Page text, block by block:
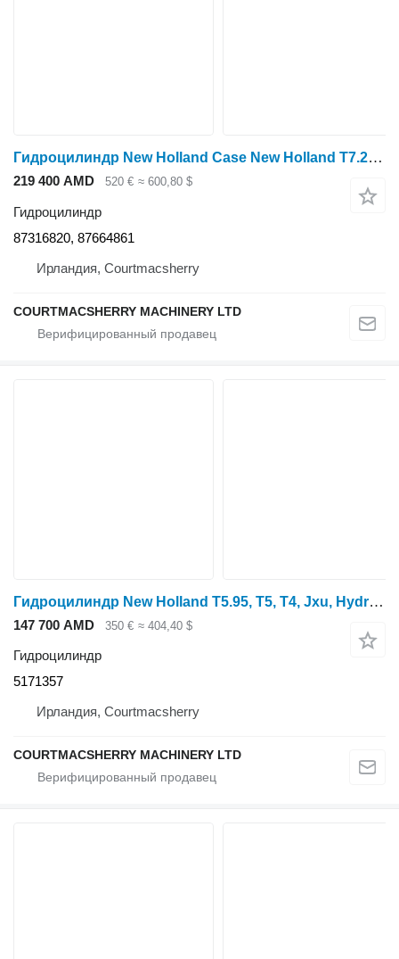
Гидроцилиндр New Holland Case New Holland T7.200 Front Axle Suspension Cylinder 87316820, для трактора колесного
219 400 AMD 520 € ≈ 600,80 $
Гидроцилиндр
87316820, 87664861
Ирландия, Courtmacsherry
COURTMACSHERRY MACHINERY LTD
Гидроцилиндр New Holland T5.95, T5, T4, Jxu, Hydraulic Lift Cylinder And Bracket Lh 51713 5171357 для трактора колесного New Holland T5.95
147 700 AMD 350 € ≈ 404,40 $
Гидроцилиндр
5171357
Ирландия, Courtmacsherry
COURTMACSHERRY MACHINERY LTD